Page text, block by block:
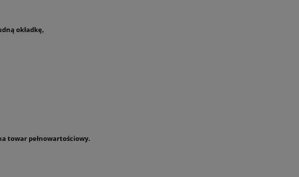
okładkę,
towar pełnowartościowy.